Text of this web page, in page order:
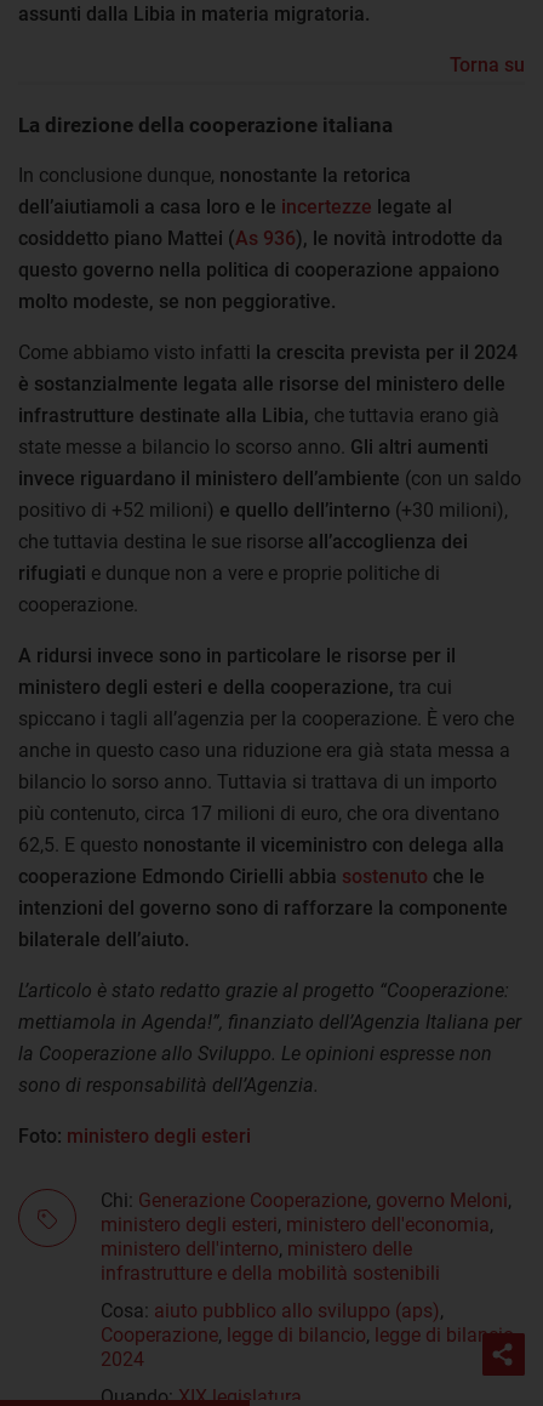
assunti dalla Libia in materia migratoria.
Torna su
La direzione della cooperazione italiana
In conclusione dunque, nonostante la retorica
dell’aiutiamoli a casa loro e le incertezze legate al
cosiddetto piano Mattei (As 936), le novità introdotte da
questo governo nella politica di cooperazione appaiono
molto modeste, se non peggiorative.
Come abbiamo visto infatti la crescita prevista per il 2024
è sostanzialmente legata alle risorse del ministero delle
infrastrutture destinate alla Libia, che tuttavia erano già
state messe a bilancio lo scorso anno. Gli altri aumenti
invece riguardano il ministero dell’ambiente (con un saldo
positivo di +52 milioni) e quello dell’interno (+30 milioni),
che tuttavia destina le sue risorse all’accoglienza dei
rifugiati e dunque non a vere e proprie politiche di
cooperazione.
A ridursi invece sono in particolare le risorse per il
ministero degli esteri e della cooperazione, tra cui
spiccano i tagli all’agenzia per la cooperazione. È vero che
anche in questo caso una riduzione era già stata messa a
bilancio lo sorso anno. Tuttavia si trattava di un importo
più contenuto, circa 17 milioni di euro, che ora diventano
62,5. E questo nonostante il viceministro con delega alla
cooperazione Edmondo Cirielli abbia sostenuto che le
intenzioni del governo sono di rafforzare la componente
bilaterale dell’aiuto.
L’articolo è stato redatto grazie al progetto “Cooperazione:
mettiamola in Agenda!”, finanziato dell’Agenzia Italiana per
la Cooperazione allo Sviluppo. Le opinioni espresse non
sono di responsabilità dell’Agenzia.
Foto: ministero degli esteri
Chi: Generazione Cooperazione, governo Meloni,
ministero degli esteri, ministero dell'economia,
ministero dell'interno, ministero delle
infrastrutture e della mobilità sostenibili
Cosa: aiuto pubblico allo sviluppo (aps),
Cooperazione, legge di bilancio, legge di bilancio
2024
Quando:XIX legislatura